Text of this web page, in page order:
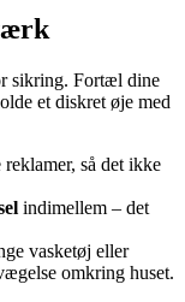
sikring. Fortæl dine
et diskret øje med
så det ikke
indimellem – det
vasketøj eller
omkring huset.